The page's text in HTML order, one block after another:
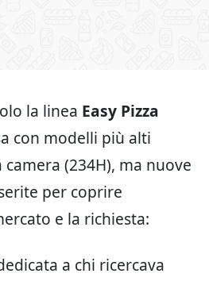
la linea Easy Pizza
con modelli più alti
camera (234H), ma nuove
per coprire
e la richiesta:
a chi ricercava